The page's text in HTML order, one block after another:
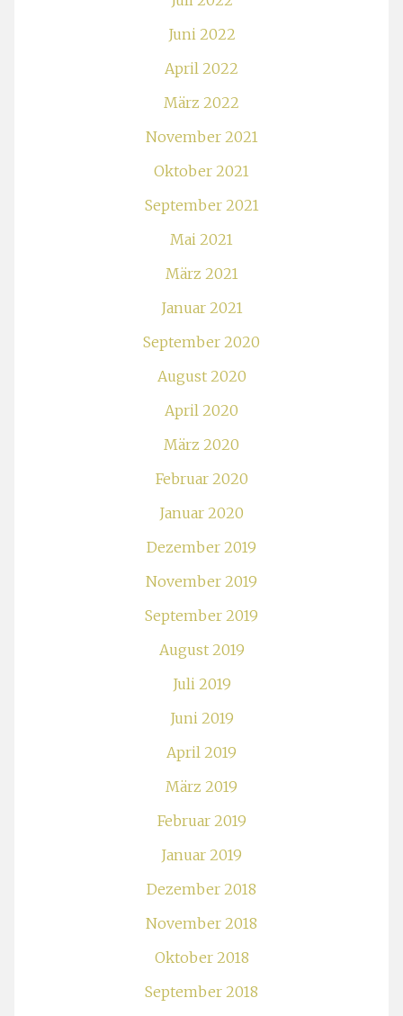
Juni 2022
April 2022
März 2022
November 2021
Oktober 2021
September 2021
Mai 2021
März 2021
Januar 2021
September 2020
August 2020
April 2020
März 2020
Februar 2020
Januar 2020
Dezember 2019
November 2019
September 2019
August 2019
Juli 2019
Juni 2019
April 2019
März 2019
Februar 2019
Januar 2019
Dezember 2018
November 2018
Oktober 2018
September 2018